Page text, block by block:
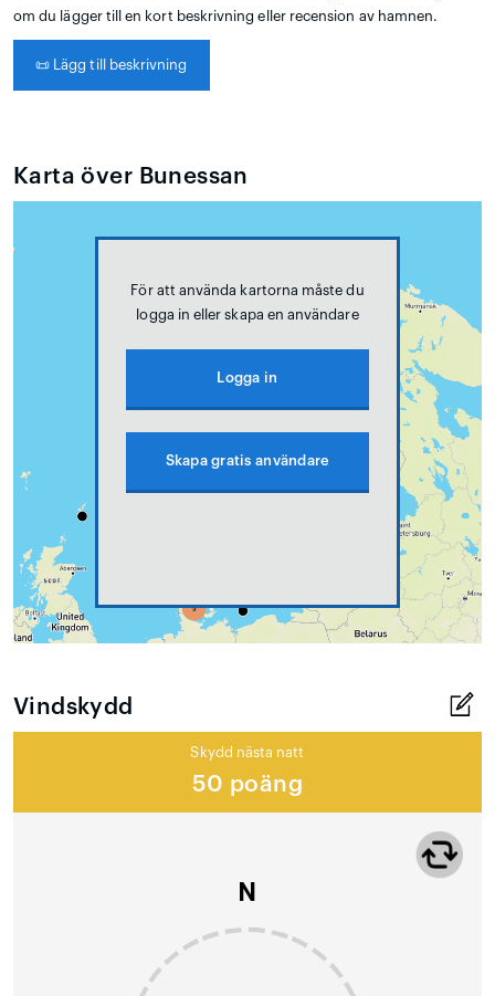
om du lägger till en kort beskrivning eller recension av hamnen.
📜 Lägg till beskrivning
Karta över Bunessan
För att använda kartorna måste du
logga in eller skapa en användare
Logga in
Skapa gratis användare
Vindskydd
Skydd nästa natt
50 poäng
N